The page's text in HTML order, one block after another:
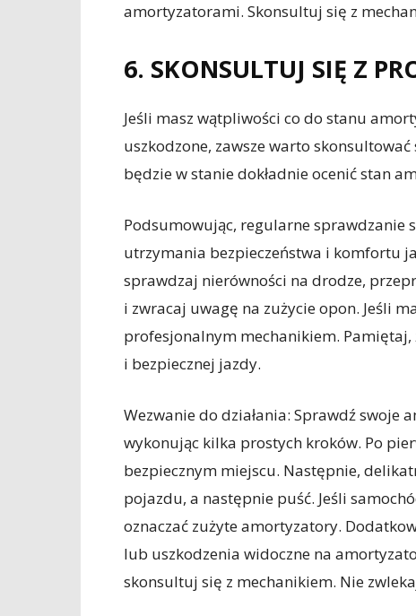
amortyzatorami. Skonsultuj się z
6. SKONSULTUJ SIĘ Z
Jeśli masz wątpliwości co do stanu
uszkodzone, zawsze warto
będzie w stanie dokładnie ocenić stan
Podsumowując, regularne sprawdzanie
utrzymania bezpieczeństwa i komfortu
sprawdzaj nierówności na drodze,
i zwracaj uwagę na zużycie opon. Jeśli
profesjonalnym mechanikiem.
i bezpiecznej jazdy.
Wezwanie do działania: Sprawdź swoje
wykonując kilka prostych kroków. Po
bezpiecznym miejscu. Następnie,
pojazdu, a następnie puść. Jeśli
oznaczać zużyte amortyzatory.
lub uszkodzenia widoczne na
skonsultuj się z mechanikiem. Nie